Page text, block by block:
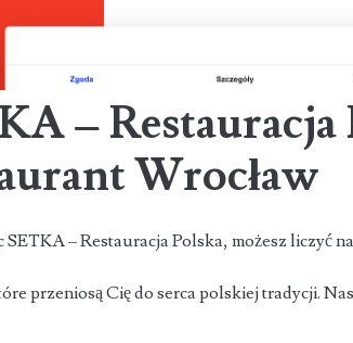
– Restauracja
Wrocław
SETKA – Restauracja Polska, możesz liczyć
przeniosą Cię do serca polskiej tradycji.